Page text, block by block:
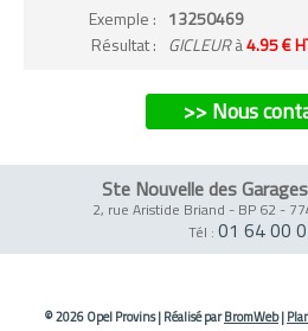
Exemple : 13250469
Résultat : GICLEURà4.95 €
>> Nous
Ste Nouvelle des
2, rue Aristide Briand - BP 62 -
Tél : 01 64 00
© 2026 Opel Provins|Réalisé parBromWeb|